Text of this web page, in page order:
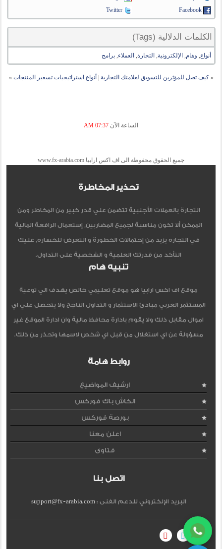
Facebook
Twitter
الكلمات الدلالية (Tags)
أنواع, وهام, الإلكترونية, التجارة, العملاء,برامج
« كيف تصل للمؤثرين للتسويق لعلامتك التجارية أنواع استراتيجيات تسعير المنتجات »
الساعة الآن 07:37 AM
جميع الحقوق محفوظة الى اف اكس ارابيا www.fx-arabia.com
تحذير المخاطرة
التجارة بالعملات الأجنبية تتضمن علي قدر كبير من المخاطر ومن
الممكن ألا تكون مناسبة لجميع المضاربين, إستعمال الرافعة المالية
في التجاره يزيد من إحتمالات الخطورة و التعرض للخساره, عليك
التأكد من قدرتك العلمية و الشخصية على التداول.
تنبيه هام
موقع اف اكس ارابيا هو موقع تعليمي خالص يهدف الي توعية
المستثمر العربي مبادئ الاستثمار و التداول الناجح ولا يتحصل علي اي
اموال مقابل ذلك ولا يقوم بادارة محافظ مالية وان ادارة الموقع غير
مسؤولة عن اي استغلال من قبل اي شخص لاسمها وتحذر من ذلك.
روابط هامة
ارشيف المواضيع
الكاش باك فوركس
بورصة فوركس
اعلن معنا
فتاوى
اتصل بنا
البريد الإلكتروني للدعم الفنى :support@fx-arabia.com